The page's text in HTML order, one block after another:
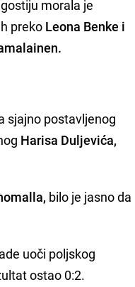
morala je
preko Leona Benke i
sjajno postavljenog
Harisa Duljevića,
bilo je jasno da
uoči poljskog
ostao 0:2.